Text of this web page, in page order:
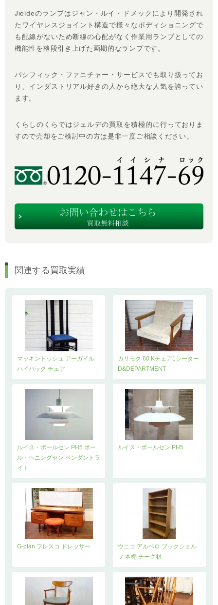
Jieldeのランプはジャン・ルイ・ドメックにより開発され
たワイヤレスジョイント構造で様々なポディショニングで
も配線がないため断線の心配がなく作業用ランプとしての
機能性を格段引き上げた画期的なランプです。
パシフィック・ファニチャー・サービスでも取り扱ってお
り、インダストリアル好きの人から絶大な人気を誇ってい
ます。
くらしのくらではジェルデの買取を積極的に行っておりま
すので売却をご検討中の方は是非一度ご相談ください。
関連する買取実績
マッキントッシュ アーガイル
ハイバック チェア
カリモク 60 Kチェア1シーター
D&DEPARTMENT
ルイス・ポールセン PH5 ポー
ル・ヘニングセン ペンダントラ
イト
ルイス・ポールセン PH5
G-plan フレスコ ドレッサー
ウニコ アルベロ ブックシェル
フ 本棚 チーク材